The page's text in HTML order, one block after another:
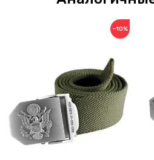
−10%